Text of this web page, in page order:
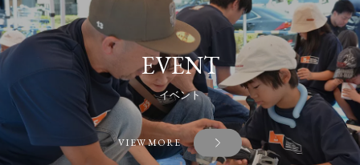
EVENT
イベント
VIEW MORE